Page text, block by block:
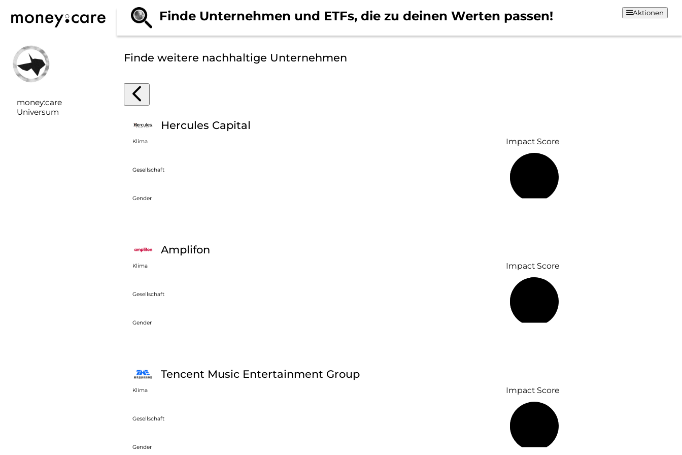
money:care
Universum
Finde Unternehmen und ETFs, die zu deinen Werten passen! Aktionen
Finde weitere nachhaltige Unternehmen
Hercules Capital
Klima
Gesellschaft
Gender
Impact Score
Amplifon
Klima
Gesellschaft
Gender
Impact Score
Tencent Music Entertainment Group
Klima
Gesellschaft
Gender
Impact Score